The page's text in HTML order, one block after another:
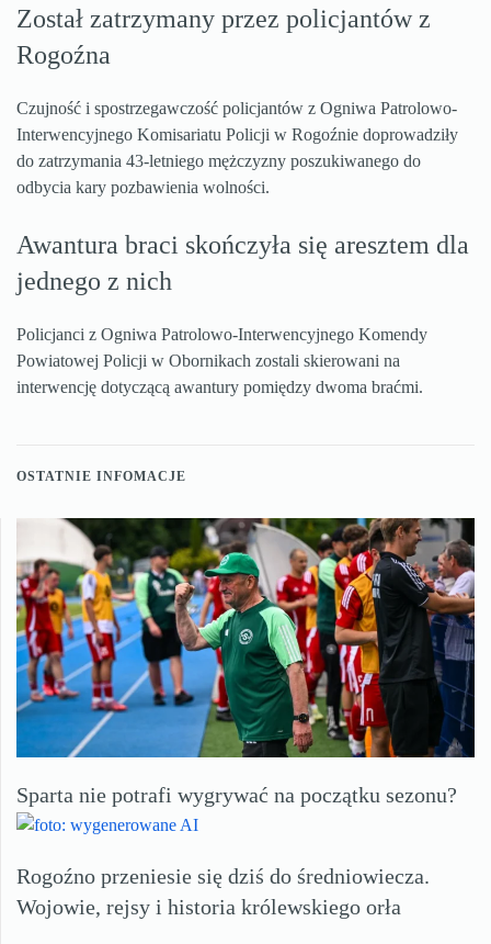
Został zatrzymany przez policjantów z
Rogoźna
Czujność i spostrzegawczość policjantów z Ogniwa Patrolowo-
Interwencyjnego Komisariatu Policji w Rogoźnie doprowadziły
do zatrzymania 43-letniego mężczyzny poszukiwanego do
odbycia kary pozbawienia wolności.
Awantura braci skończyła się aresztem dla
jednego z nich
Policjanci z Ogniwa Patrolowo-Interwencyjnego Komendy
Powiatowej Policji w Obornikach zostali skierowani na
interwencję dotyczącą awantury pomiędzy dwoma braćmi.
OSTATNIE INFOMACJE
Sparta nie potrafi wygrywać na początku sezonu?
Rogoźno przeniesie się dziś do średniowiecza.
Wojowie, rejsy i historia królewskiego orła